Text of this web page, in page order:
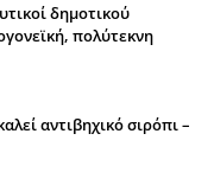
δημοτικού
πολύτεκνη
αντιβηχικό σιρόπι –